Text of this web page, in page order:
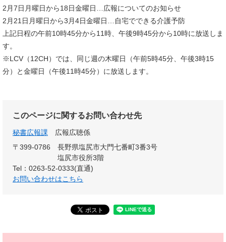
2月7日月曜日から18日金曜日…広報についてのお知らせ
2月21日月曜日から3月4日金曜日…自宅でできる介護予防
上記日程の午前10時45分から11時、午後9時45分から10時に放送しま
す。
※LCV（12CH）では、同じ週の木曜日（午前5時45分、午後3時15
分）と金曜日（午後11時45分）に放送します。
このページに関するお問い合わせ先
秘書広報課
広報広聴係
〒399-0786
長野県塩尻市大門七番町3番3号
塩尻市役所3階
Tel：0263-52-0333(直通)
お問い合わせはこちら